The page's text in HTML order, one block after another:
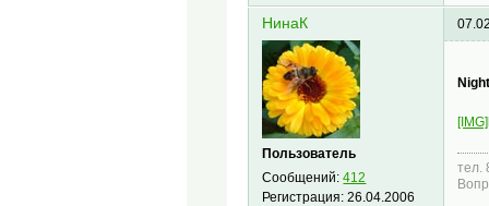
НинаК
Пользователь
Сообщений:412
Регистрация:26.04.2006
тел.